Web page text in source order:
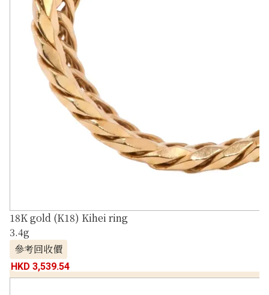
18K gold (K18) Kihei ring
3.4g
參考回收價
HKD 3,539.54